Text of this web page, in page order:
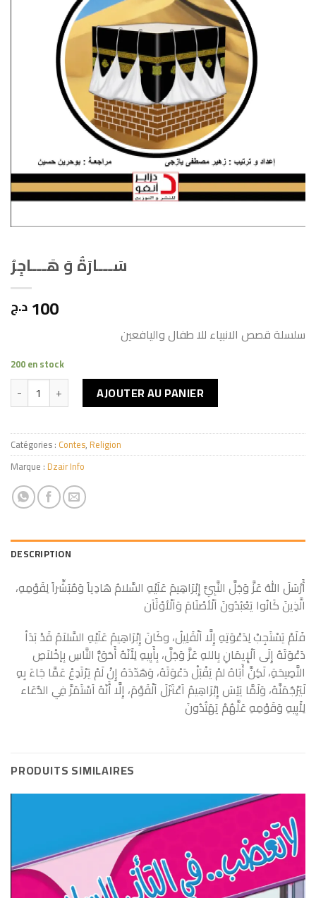
سَـــارَةُ وَ هَـــاجِرُ
100 د.ج
سلسلة قصص الانبياء للا طفال واليافعين
200 en stock
quantité de سَـــارَةُ وَ هَـــاجِرُ
AJOUTER AU PANIER
Catégories : Contes, Religion
Marque : Dzair Info
DESCRIPTION
أَرْسَلَ اللهُ عَزَّ وَجَلَّ النَّبِيَّ إِبْرَاهِيمَ عَلَيْهِ السَّلامُ هَادِياً وَمُبَشِّراً لِقَوْمِهِ،
الَّذِينَ كَانُوا يَعْبُدُونَ اَلْأصْنَامَ وَاَلْأوْثَاَن
فَلَمْ يَسْتَجِبْ لِدَعْوَتِهِ إِلَّا اَلْقَلِيلُ، وكَانَ إِبْرَاهِيمُ عَلَيْهِ السَّلاَمُ قَدْ بَدَأ
دَعْوَتَهُ إِلَى اَلْإِيمَانِ بِاللهِ عَزَّ وَجَلَّ، بِأَبِيهِ لِأَنّهُ أَحَقُّ النَّاسِ بِإخْلاَصِ
النَّصِيحَةِ، لَكِنَّ أَبَاهُ لمْ يَقْبَلْ دَعْوَتَهُ، وَهَدّدَهُ إِنْ لَمْ يَرْتَدِعْ عَمَّا جَاءَ بِهِ
لَيَرْجُمَنَّهُ، وَلَمَّا يَئِسَ إِبْرَاهِيمُ اَعْتَزَلَ اَلْقَوْمَ، إِلَّا أَنّهُ اَسْتَمَرَّ فِي الدُّعَاء
لِأَبِيهِ وَقَوْمِهِ عَلَّهُمْ يَهَتُدُونَ
PRODUITS SIMILAIRES